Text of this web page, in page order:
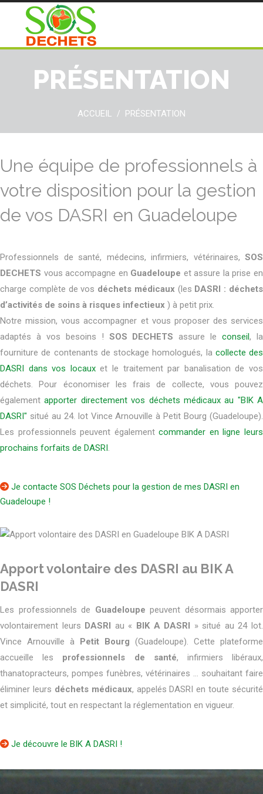
PRÉSENTATION
ACCUEIL / PRÉSENTATION
Une équipe de professionnels à
votre disposition pour la gestion
de vos DASRI en Guadeloupe
Professionnels de santé, médecins, infirmiers, vétérinaires, SOS
DECHETS vous accompagne en Guadeloupe et assure la prise en
charge complète de vos déchets médicaux(les DASRI : déchets
d’activités de soins à risques infectieux ) à petit prix.
Notre mission, vous accompagner et vous proposer des services
adaptés à vos besoins ! SOS DECHETS assure leconseil, la
fourniture de contenants de stockage homologués, la collecte des
DASRI dans vos locauxet le traitement par banalisation de vos
déchets. Pour économiser les frais de collecte, vous pouvez
égalementapporter directement vos déchets médicaux au "BIK A
DASRI" situé au 24. lot Vince Arnouville à Petit Bourg (Guadeloupe).
Les professionnels peuvent égalementcommander en ligne leurs
prochains forfaits de DASRI.
Je contacte SOS Déchets pour la gestion de mes DASRI en
Guadeloupe !
Apport volontaire des DASRI au BIK A
DASRI
Les professionnels de Guadeloupe peuvent désormais apporter
volontairement leurs DASRI au « BIK A DASRI » situé au 24 lot.
Vince Arnouville à Petit Bourg (Guadeloupe). Cette plateforme
accueille les professionnels de santé, infirmiers libéraux,
thanatopracteurs, pompes funèbres, vétérinaires … souhaitant faire
éliminer leurs déchets médicaux, appelés DASRI en toute sécurité
et simplicité, tout en respectant la réglementation en vigueur.
Je découvre le BIK A DASRI !